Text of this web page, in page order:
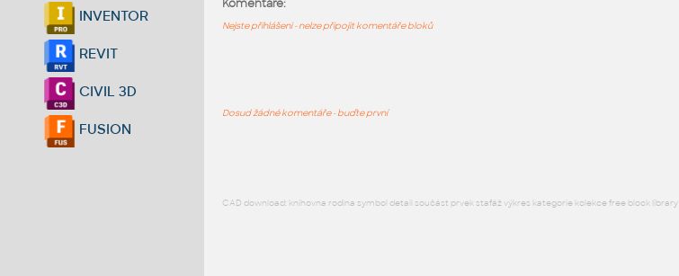
INVENTOR
REVIT
CIVIL 3D
FUSION
Komentáře:
Nejste přihlášeni - nelze připojit komentáře bloků
Dosud žádné komentáře - buďte první
CAD download: knihovna rodina symbol detail součást prvek stafáž výkres kategorie kolekce free block library